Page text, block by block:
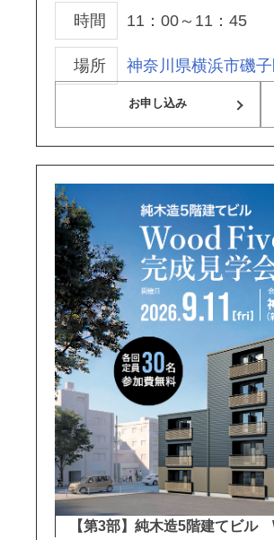
時間 11：00～11：45
場所 神奈川県横浜市磯
お申し込み
【第3部】純木造5階建てビ